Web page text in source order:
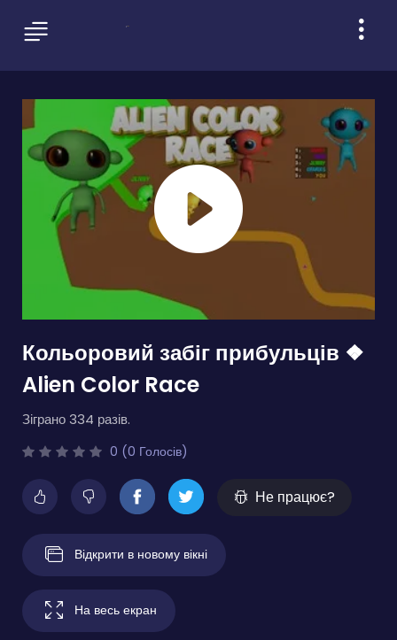
Кольоровий забіг прибульців ❖
Alien Color Race
Зіграно 334 разів.
0 (0 Голосів)
Не працює?
Відкрити в новому вікні
На весь екран